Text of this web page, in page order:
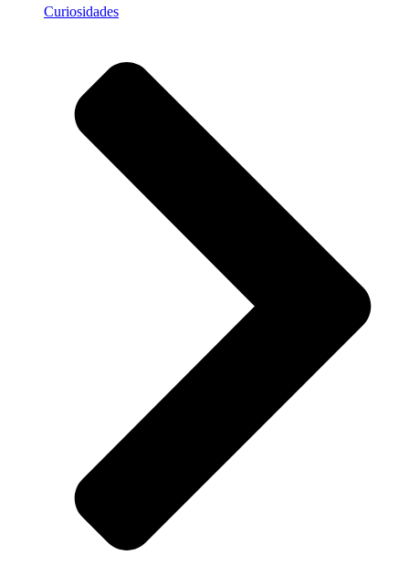
Curiosidades